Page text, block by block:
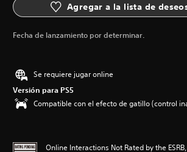
Agregar a la lista de
Fecha de lanzamiento por determinar.
Se requiere jugar online
Versión para PS5
Compatible con el efecto de gatillo (control
Online Interactions Not Rated by the